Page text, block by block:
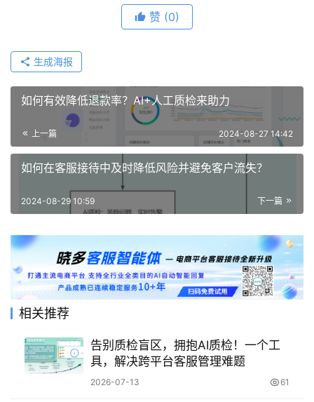
赞 (0)
生成海报
如何有效降低退款率？AI+人工质检来助力
上一篇 2024-08-27 14:42
如何在客服接待中及时降低风险并避免客户流失？
下一篇
2024-08-29 10:59
相关推荐
告别质检盲区，拥抱AI质检！一个工
具，解决跨平台客服管理难题
2026-07-13 61